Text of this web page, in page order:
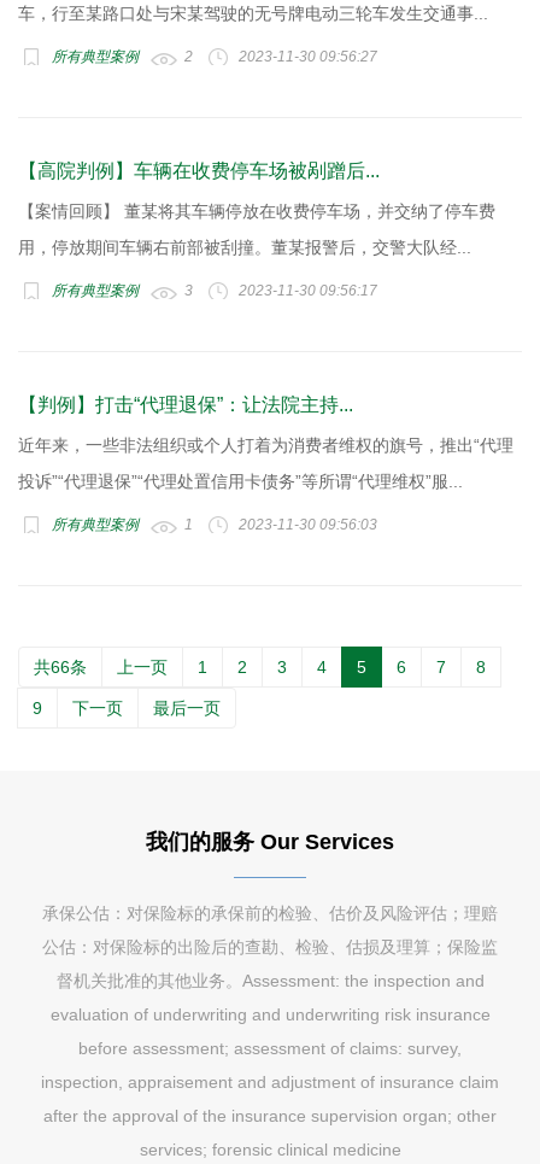
车，行至某路口处与宋某驾驶的无号牌电动三轮车发生交通事...
所有典型案例 2 2023-11-30 09:56:27
【高院判例】车辆在收费停车场被剐蹭后...
【案情回顾】 董某将其车辆停放在收费停车场，并交纳了停车费
用，停放期间车辆右前部被刮撞。董某报警后，交警大队经...
所有典型案例 3 2023-11-30 09:56:17
【判例】打击“代理退保”：让法院主持...
近年来，一些非法组织或个人打着为消费者维权的旗号，推出“代理
投诉”“代理退保”“代理处置信用卡债务”等所谓“代理维权”服...
所有典型案例 1 2023-11-30 09:56:03
共66条 上一页 1 2 3 4 5 6 7 8
9 下一页 最后一页
我们的服务 Our Services
承保公估：对保险标的承保前的检验、估价及风险评估；理赔
公估：对保险标的出险后的查勘、检验、估损及理算；保险监
督机关批准的其他业务。Assessment: the inspection and
evaluation of underwriting and underwriting risk insurance
before assessment; assessment of claims: survey,
inspection, appraisement and adjustment of insurance claim
after the approval of the insurance supervision organ; other
services; forensic clinical medicine